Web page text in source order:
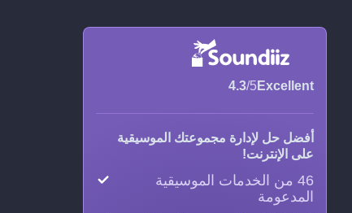
Excellent
4.3/5
أفضل حل لإدارة مجموعتك الموسيقية
على الإنترنت!
46 من الخدمات الموسيقية
المدعومة